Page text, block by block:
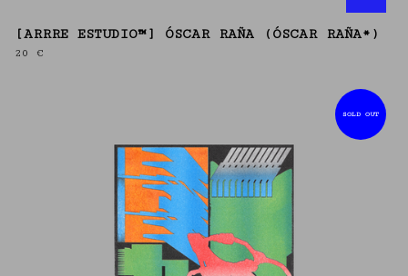
[ARRRE ESTUDIO™] ÓSCAR RAÑA (ÓSCAR RAÑA*)
20 €
SOLD OUT